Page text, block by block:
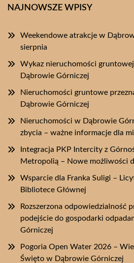
NAJNOWSZE WPISY
Weekendowe atrakcje w
sierpnia
Wykaz nieruchomości
Dąbrowie Górniczej
Nieruchomości gruntowe
Dąbrowie Górniczej
Nieruchomości w Dąbrowie
zbycia – ważne informacje dla
Integracja PKP Intercity z
Metropolią – Nowe możliwości
Wsparcie dla Franka Suligi –
Bibliotece Głównej
Rozszerzona odpowiedzialność
podejście do gospodarki
Górniczej
Pogoria Open Water 2026 –
Święto w Dąbrowie Górniczej